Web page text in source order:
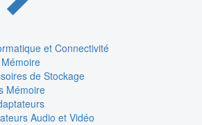
et Connectivité
de Stockage
Mémoire
Audio et Vidéo